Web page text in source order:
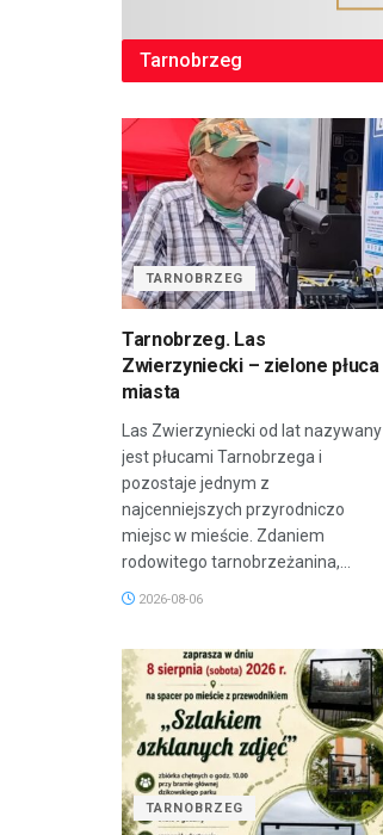
Tarnobrzeg
TARNOBRZEG
Tarnobrzeg. Las
Zwierzyniecki – zielone płuca
miasta
Las Zwierzyniecki od lat nazywany
jest płucami Tarnobrzega i
pozostaje jednym z
najcenniejszych przyrodniczo
miejsc w mieście. Zdaniem
rodowitego tarnobrzeżanina,...
2026-08-06
TARNOBRZEG